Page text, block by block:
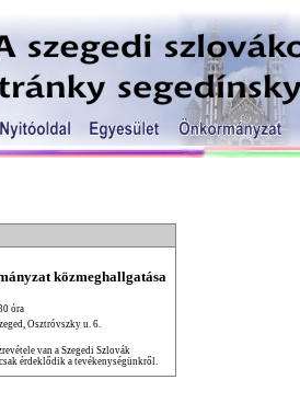
közmeghallgatása
óra
Osztróvszky u. 6.
van a Szegedi Szlovák
érdeklődik a tevékenységünkről.